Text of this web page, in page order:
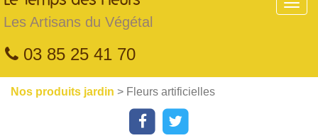
Les Artisans du Végétal
03 85 25 41 70
Nos produits jardin > Fleurs artificielles